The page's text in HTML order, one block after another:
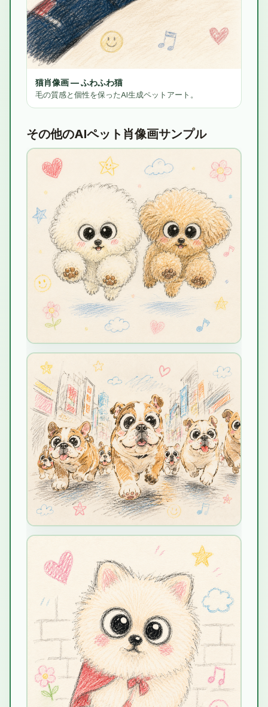
猫肖像画 — ふわふわ猫
毛の質感と個性を保ったAI生成ペットアート。
その他のAIペット肖像画サンプル